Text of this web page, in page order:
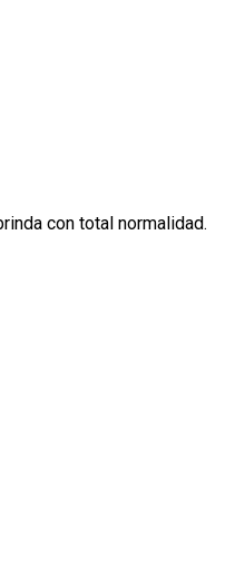
con total normalidad.